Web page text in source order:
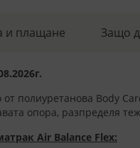
и плащане Защо
полиуретанова Body
опора, разпределя
Air Balance Flex: